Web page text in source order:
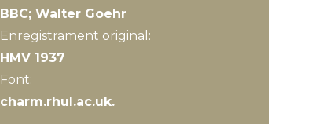
BBC; Walter Goehr
Enregistrament original:
HMV 1937
Font:
charm.rhul.ac.uk.